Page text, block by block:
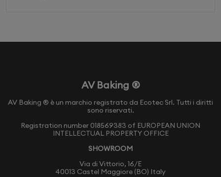
AV Baking ®
AV Baking ® è un marchio registrato da Ecotec Srl. Tutti i diritti
sono riservati.
Registration number 018569383 of EUROPEAN UNION
INTELLECTUAL PROPERTY OFFICE
SHOWROOM
Via di Vittorio, 16/E
40013 Castel Maggiore (BO) Italy